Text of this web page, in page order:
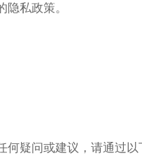
私政策。
何疑问或建议，请通过以